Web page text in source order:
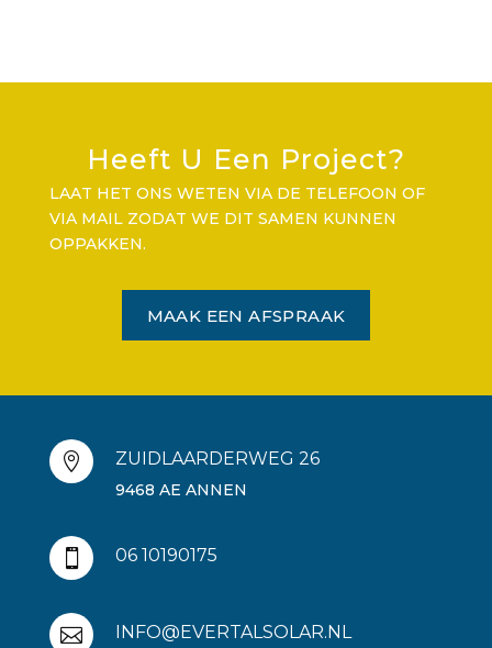
Heeft U Een Project?
LAAT HET ONS WETEN VIA DE TELEFOON OF
VIA MAIL ZODAT WE DIT SAMEN KUNNEN
OPPAKKEN.
MAAK EEN AFSPRAAK
 ZUIDLAARDERWEG 26
9468 AE ANNEN
 06 10190175
 INFO@EVERTALSOLAR.NL